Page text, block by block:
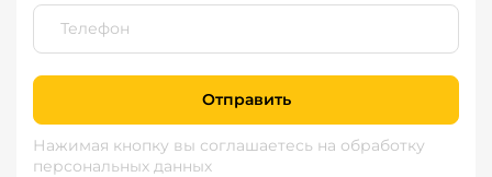
Отправить
Нажимая кнопку вы соглашаетесь на обработку
персональных данных